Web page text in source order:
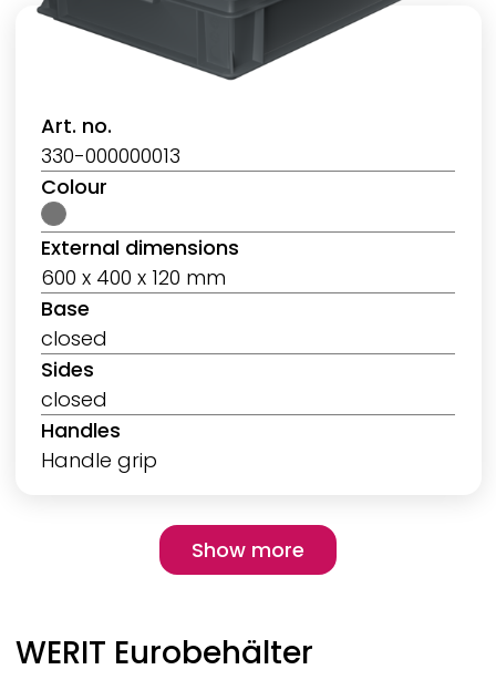
Art. no.
330-000000013
Colour
External dimensions
600 x 400 x 120 mm
Base
closed
Sides
closed
Handles
Handle grip
Pagination
Show more
Show more
WERIT Eurobehälter